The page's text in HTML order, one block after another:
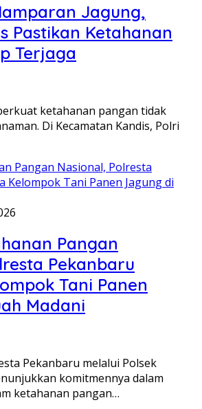
Jagung,
Pastikan Ketahanan
Terjaga
ketahanan pangan tidak
Di Kecamatan Kandis, Polri
Pangan
Pekanbaru
Tani Panen
Madani
Pekanbaru melalui Polsek
komitmennya dalam
ketahanan pangan…